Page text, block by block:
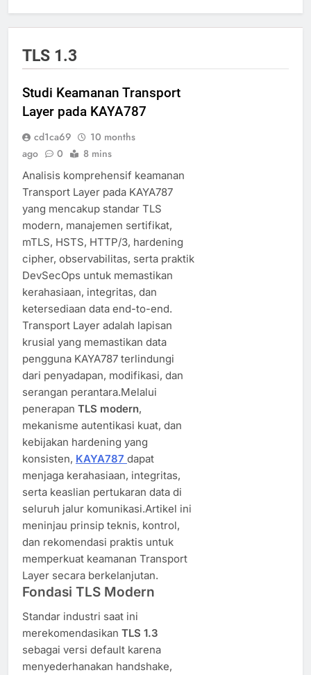
TLS 1.3
Studi Keamanan Transport
Layer pada KAYA787
cd1ca69
10 months
ago
0 8 mins
Analisis komprehensif keamanan
Transport Layer pada KAYA787
yang mencakup standar TLS
modern, manajemen sertifikat,
mTLS, HSTS, HTTP/3, hardening
cipher, observabilitas, serta praktik
DevSecOps untuk memastikan
kerahasiaan, integritas, dan
ketersediaan data end-to-end.
Transport Layer adalah lapisan
krusial yang memastikan data
pengguna KAYA787 terlindungi
dari penyadapan, modifikasi, dan
serangan perantara.Melalui
penerapan TLS modern,
mekanisme autentikasi kuat, dan
kebijakan hardening yang
konsisten, KAYA787 dapat
menjaga kerahasiaan, integritas,
serta keaslian pertukaran data di
seluruh jalur komunikasi.Artikel ini
meninjau prinsip teknis, kontrol,
dan rekomendasi praktis untuk
memperkuat keamanan Transport
Layer secara berkelanjutan.
Fondasi TLS Modern
Standar industri saat ini
merekomendasikan TLS 1.3
sebagai versi default karena
menyederhanakan handshake,